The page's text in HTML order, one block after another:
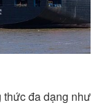
thức đa dạng như